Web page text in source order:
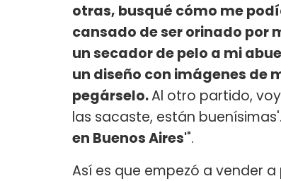
otras, busqué cómo me
cansado de ser orinado por
un secador de pelo a mi
un diseño con imágenes de
pegárselo.Al otro partido,
las sacaste, están buenísimas'.
en Buenos Aires'".
Así es que empezó a vender